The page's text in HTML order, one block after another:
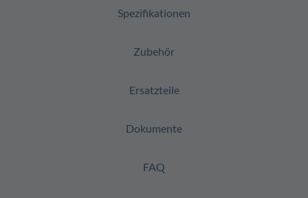
Spezifikationen
Zubehör
Ersatzteile
Dokumente
FAQ